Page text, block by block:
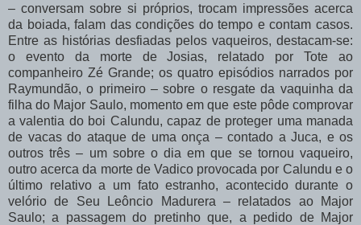
– conversam sobre si próprios, trocam impressões acerca
da boiada, falam das condições do tempo e contam casos.
Entre as histórias desfiadas pelos vaqueiros, destacam-se:
o evento da
morte de Josias, relatado por Tote
ao
companheiro Zé Grande; os quatro episódios narrados por
Raymundão, o primeiro – sobre o resgate da vaquinha da
filha do Major Saulo, momento em que este pôde comprovar
a valentia do boi Calundu, capaz de proteger uma manada
de vacas do ataque de uma onça – contado a Juca, e os
outros três – um sobre o dia em que se tornou vaqueiro,
outro acerca da morte de Vadico provocada por Calundu e o
último relativo a um fato estranho, acontecido durante o
velório de Seu Leôncio Madurera – relatados ao
Major
Saulo; a passagem do pretinho que, a pedido de
Major